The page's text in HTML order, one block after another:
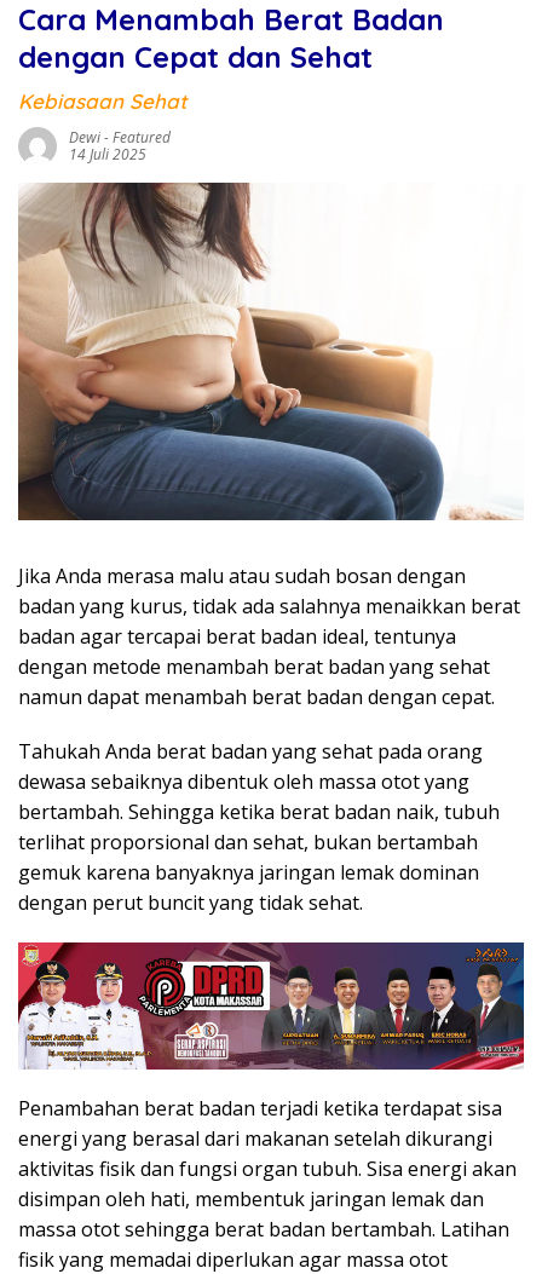
Cara Menambah Berat Badan
dengan Cepat dan Sehat
Kebiasaan Sehat
Dewi-Featured
14 Juli 2025
Jika Anda merasa malu atau sudah bosan dengan
badan yang kurus, tidak ada salahnya menaikkan berat
badan agar tercapai berat badan ideal, tentunya
dengan metode menambah berat badan yang sehat
namun dapat menambah berat badan dengan cepat.
Tahukah Anda berat badan yang sehat pada orang
dewasa sebaiknya dibentuk oleh massa otot yang
bertambah. Sehingga ketika berat badan naik, tubuh
terlihat proporsional dan sehat, bukan bertambah
gemuk karena banyaknya jaringan lemak dominan
dengan perut buncit yang tidak sehat.
Penambahan berat badan terjadi ketika terdapat sisa
energi yang berasal dari makanan setelah dikurangi
aktivitas fisik dan fungsi organ tubuh. Sisa energi akan
disimpan oleh hati, membentuk jaringan lemak dan
massa otot sehingga berat badan bertambah. Latihan
fisik yang memadai diperlukan agar massa otot